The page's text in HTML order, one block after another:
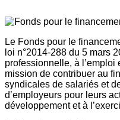
Le Fonds pour le
loi n°2014-288 du 5 mars
professionnelle, à
mission de contribuer au
syndicales de salariés et
d’employeurs pour leurs
développement et à